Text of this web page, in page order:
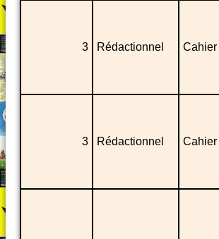
3 Rédactionnel
3 Rédactionnel